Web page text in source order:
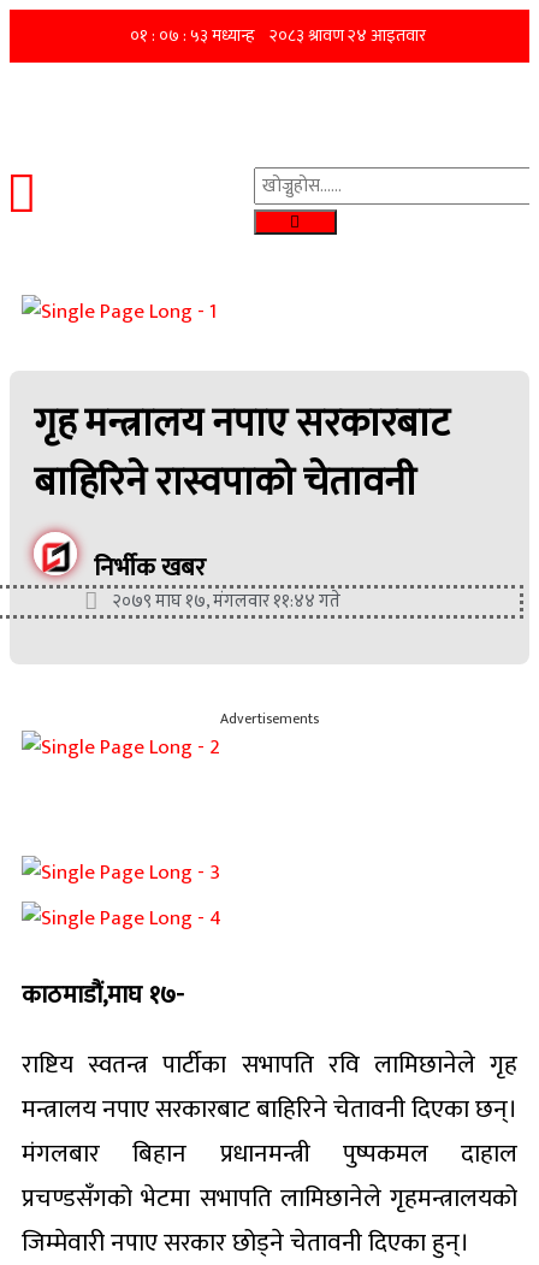
गृह मन्त्रालय नपाए सरकारबाट
बाहिरिने रास्वपाको चेतावनी
निर्भीक खबर
२०७९ माघ १७, मंगलवार ११:४४ गते
Advertisements
काठमाडौं,माघ १७-
राष्टिय स्वतन्त्र पार्टीका सभापति रवि लामिछानेले गृह
मन्त्रालय नपाए सरकारबाट बाहिरिने चेतावनी दिएका छन्।
मंगलबार बिहान प्रधानमन्त्री पुष्पकमल दाहाल
प्रचण्डसँगको भेटमा सभापति लामिछानेले गृहमन्त्रालयको
जिम्मेवारी नपाए सरकार छोड्ने चेतावनी दिएका हुन्।